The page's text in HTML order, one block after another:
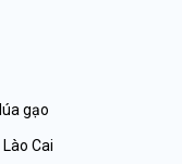
gạo
Cai